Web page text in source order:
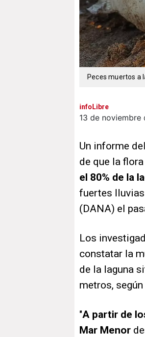
Peces muertos a
infoLibre
13 de noviembre
Un informe del
de que la
el 80% de la
fuertes
(DANA) el
Los
constatar la
de la laguna
metros,
"A partir de
Mar Menor